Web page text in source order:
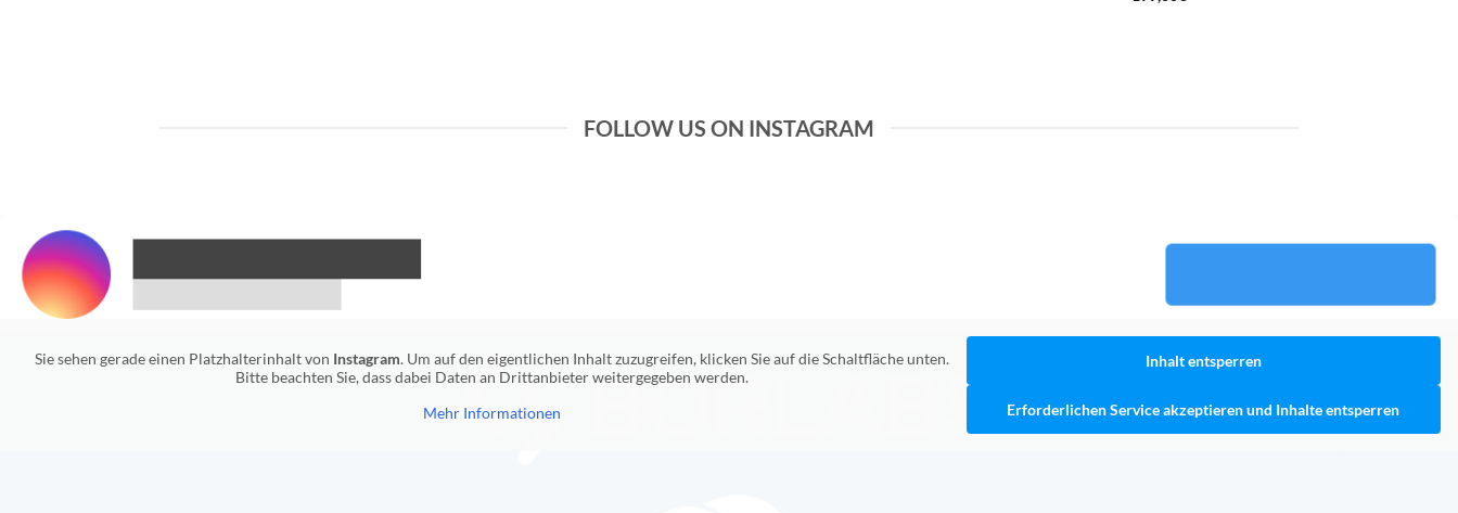
FOLLOW US ON INSTAGRAM
Sie sehen gerade einen Platzhalterinhalt von Instagram. Um auf den eigentlichen Inhalt zuzugreifen, klicken Sie auf die Schaltfläche unten.
Bitte beachten Sie, dass dabei Daten an Drittanbieter weitergegeben werden.
Mehr Informationen
Inhalt entsperren
Erforderlichen Service akzeptieren und Inhalte entsperren